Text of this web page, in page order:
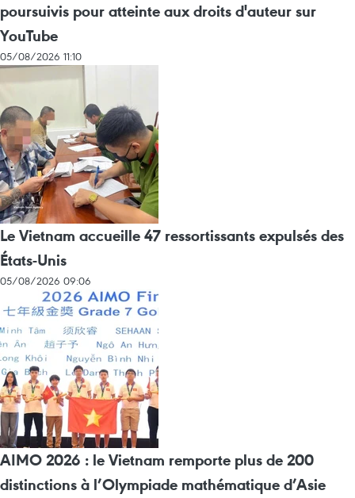
poursuivis pour atteinte aux droits d'auteur sur
YouTube
05/08/2026 11:10
Le Vietnam accueille 47 ressortissants expulsés des
États-Unis
05/08/2026 09:06
AIMO 2026 : le Vietnam remporte plus de 200
distinctions à l’Olympiade mathématique d’Asie